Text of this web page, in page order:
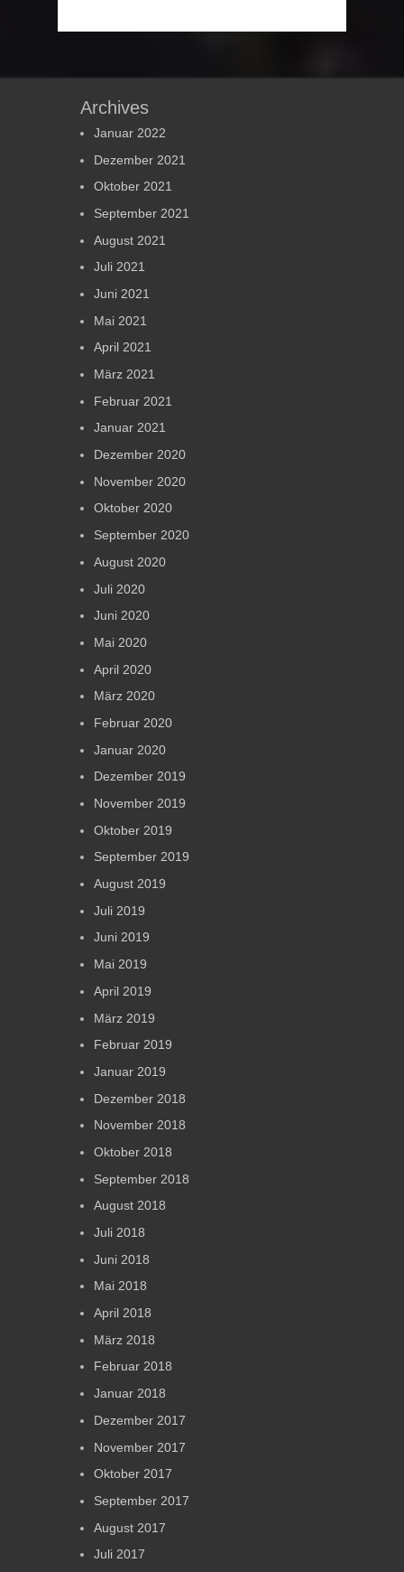
Archives
Januar 2022
Dezember 2021
Oktober 2021
September 2021
August 2021
Juli 2021
Juni 2021
Mai 2021
April 2021
März 2021
Februar 2021
Januar 2021
Dezember 2020
November 2020
Oktober 2020
September 2020
August 2020
Juli 2020
Juni 2020
Mai 2020
April 2020
März 2020
Februar 2020
Januar 2020
Dezember 2019
November 2019
Oktober 2019
September 2019
August 2019
Juli 2019
Juni 2019
Mai 2019
April 2019
März 2019
Februar 2019
Januar 2019
Dezember 2018
November 2018
Oktober 2018
September 2018
August 2018
Juli 2018
Juni 2018
Mai 2018
April 2018
März 2018
Februar 2018
Januar 2018
Dezember 2017
November 2017
Oktober 2017
September 2017
August 2017
Juli 2017